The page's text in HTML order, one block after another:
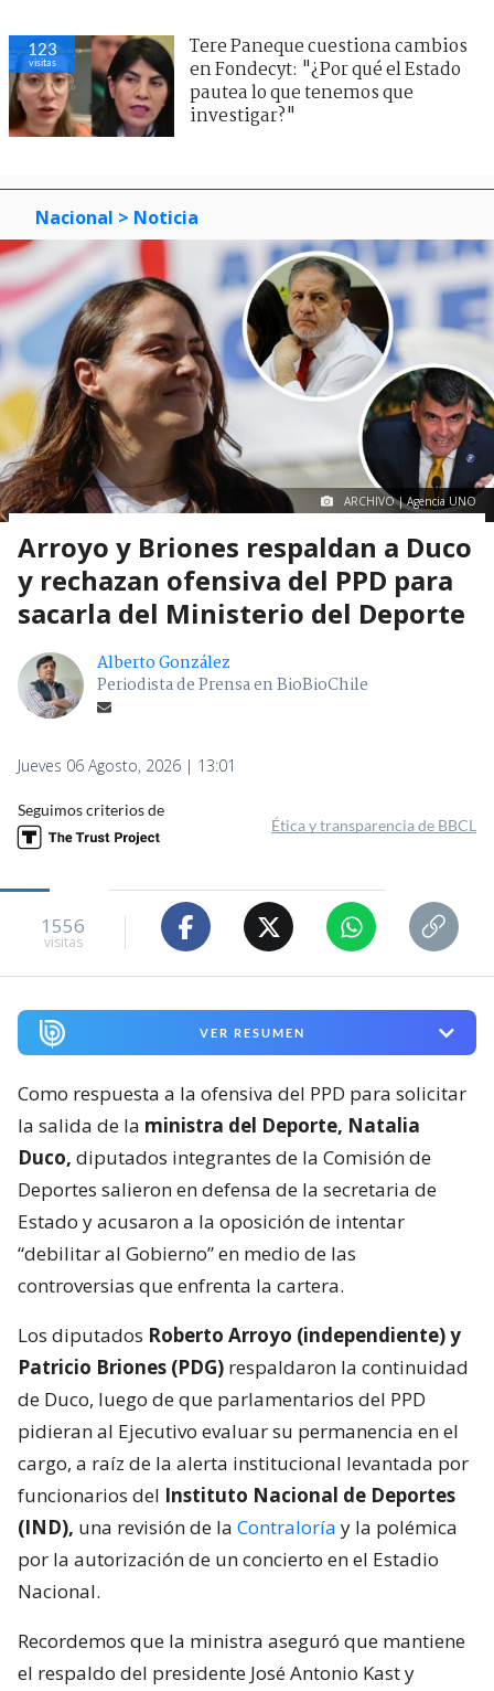
123
visitas
Tere Paneque cuestiona cambios
en Fondecyt: "¿Por qué el Estado
pautea lo que tenemos que
investigar?"
Nacional > Noticia
ARCHIVO | Agencia UNO
Arroyo y Briones respaldan a Duco
y rechazan ofensiva del PPD para
sacarla del Ministerio del Deporte
Alberto González
Periodista de Prensa en BioBioChile
Jueves 06 Agosto, 2026 | 13:01
Seguimos criterios de
Ética y transparencia de BBCL
1556
visitas
VER RESUMEN
Como respuesta a la ofensiva del PPD para solicitar
la salida de la ministra del Deporte, Natalia
Duco, diputados integrantes de la Comisión de
Deportes salieron en defensa de la secretaria de
Estado y acusaron a la oposición de intentar
“debilitar al Gobierno” en medio de las
controversias que enfrenta la cartera.
Los diputados Roberto Arroyo (independiente) y
Patricio Briones (PDG) respaldaron la continuidad
de Duco, luego de que parlamentarios del PPD
pidieran al Ejecutivo evaluar su permanencia en el
cargo, a raíz de la alerta institucional levantada por
funcionarios del Instituto Nacional de Deportes
(IND), una revisión de la Contraloría y la polémica
por la autorización de un concierto en el Estadio
Nacional.
Recordemos que la ministra aseguró que mantiene
el respaldo del presidente José Antonio Kast y